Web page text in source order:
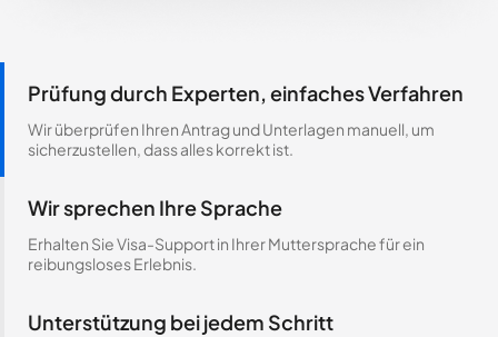
Prüfung durch Experten, einfaches Verfahren
Wir überprüfen Ihren Antrag und Unterlagen manuell, um
sicherzustellen, dass alles korrekt ist.
Wir sprechen Ihre Sprache
Erhalten Sie Visa-Support in Ihrer Muttersprache für ein
reibungsloses Erlebnis.
Unterstützung bei jedem Schritt